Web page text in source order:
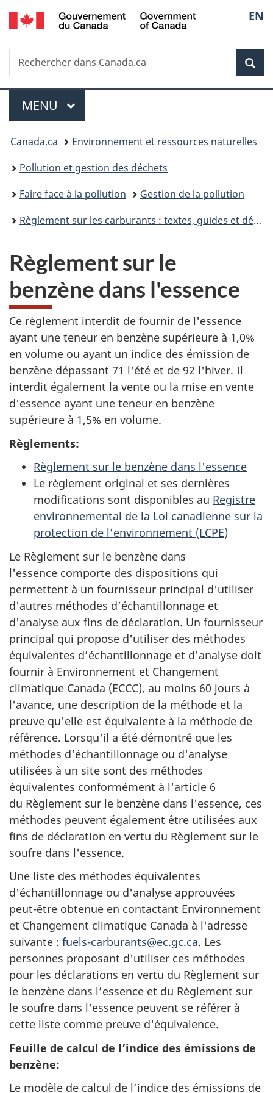
Passer
au
principal
Passer
à
Au
du
Passer
à
version
simplifiée
de
la
EN
Recherche
Rechercher
dans
Menu
MENU PRINCIPAL
Vous
êtes
ici :
Canada.ca
Environnement et ressources naturelles
Pollution et gestion des déchets
Faire face à la pollution
Gestion de la pollution
Règlement sur les carburants : textes, guides et déclarations
Règlement sur le
benzène dans l'essence
Ce règlement interdit de fournir de l'essence
ayant une teneur en benzène supérieure à 1,0%
en volume ou ayant un indice des émission de
benzène dépassant 71 l'été et de 92 l'hiver. Il
interdit également la vente ou la mise en vente
d'essence ayant une teneur en benzène
supérieure à 1,5% en volume.
Règlements:
Règlement sur le benzène dans l'essence
Le règlement original et ses dernières
modifications sont disponibles au Registre
environnemental de la Loi canadienne sur la
protection de l’environnement (LCPE)
Le Règlement sur le benzène dans
l'essence comporte des dispositions qui
permettent à un fournisseur principal d'utiliser
d'autres méthodes d’échantillonnage et
d'analyse aux fins de déclaration. Un fournisseur
principal qui propose d'utiliser des méthodes
équivalentes d’échantillonnage et d'analyse doit
fournir à Environnement et Changement
climatique Canada (ECCC), au moins 60 jours à
l'avance, une description de la méthode et la
preuve qu'elle est équivalente à la méthode de
référence. Lorsqu'il a été démontré que les
méthodes d'échantillonnage ou d'analyse
utilisées à un site sont des méthodes
équivalentes conformément à l'article 6
du Règlement sur le benzène dans l'essence, ces
méthodes peuvent également être utilisées aux
fins de déclaration en vertu du Règlement sur le
soufre dans l'essence.
Une liste des méthodes équivalentes
d'échantillonnage ou d'analyse approuvées
peut-être obtenue en contactant Environnement
et Changement climatique Canada à l'adresse
suivante : fuels-carburants@ec.gc.ca. Les
personnes proposant d'utiliser ces méthodes
pour les déclarations en vertu du Règlement sur
le benzène dans l’essence et du Règlement sur
le soufre dans l'essence peuvent se référer à
cette liste comme preuve d'équivalence.
Feuille de calcul de l’indice des émissions de
benzène:
Le modèle de calcul de l’indice des émissions de